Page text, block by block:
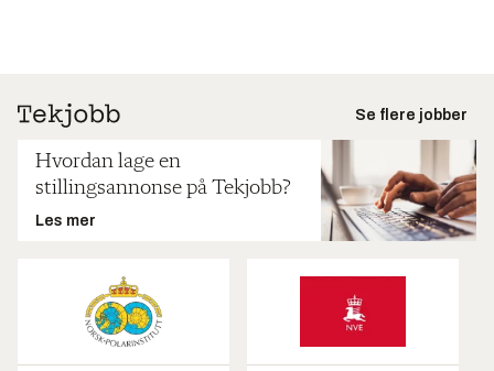
Se flere jobber
Hvordan lage en
stillingsannonse på Tekjobb?
Les mer